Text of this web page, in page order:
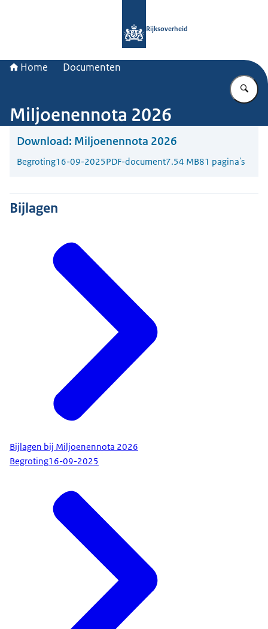
Rijksoverheid
Home Documenten
Miljoenennota 2026
Download: Miljoenennota 2026
Begroting16-09-2025PDF-document7.54 MB81 pagina's
Bijlagen
Bijlagen bij Miljoenennota 2026
Begroting16-09-2025